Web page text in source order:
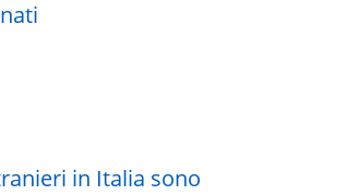
in Italia sono